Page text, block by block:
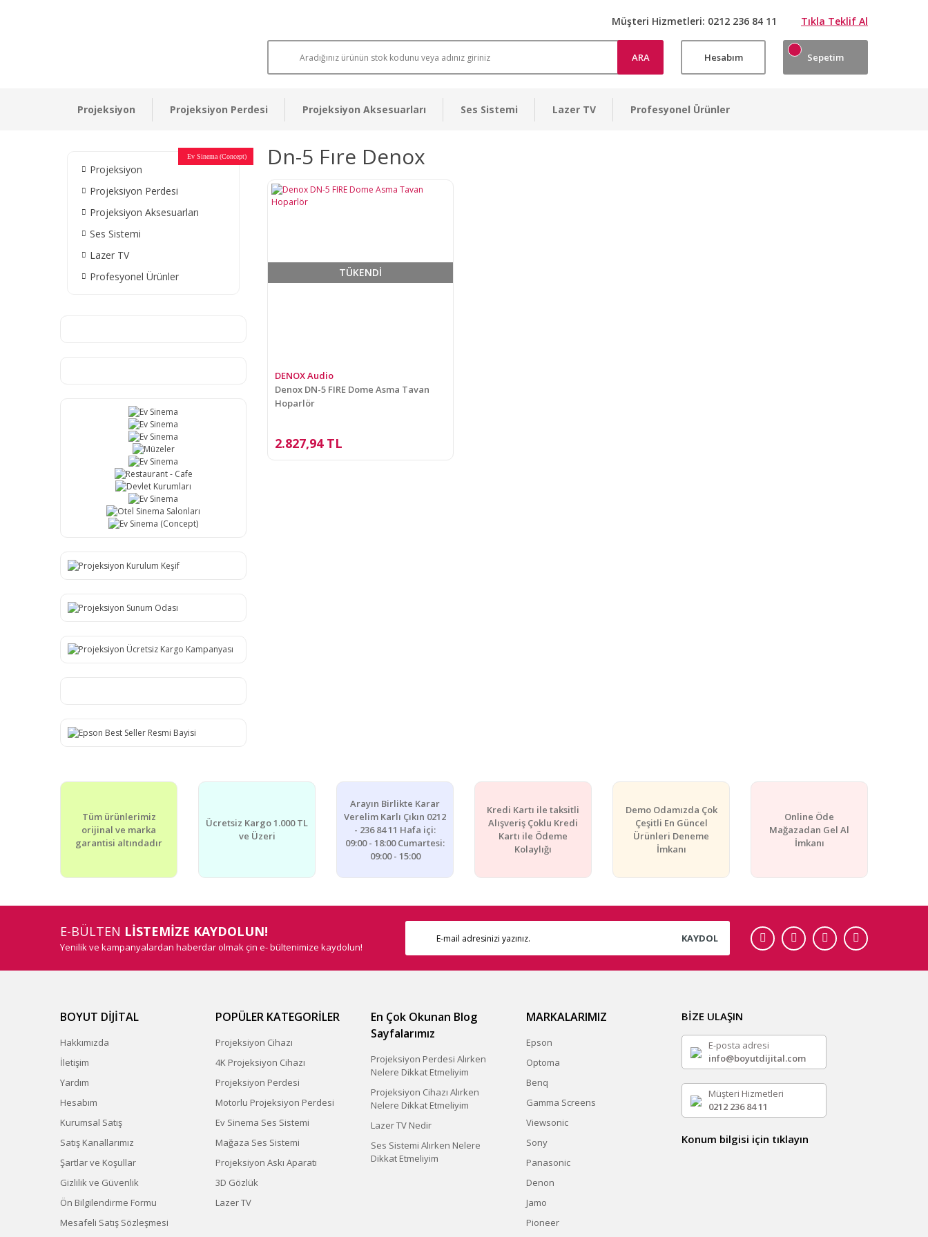
Müşteri Hizmetleri: 0212 236 84 11 Tıkla Teklif Al
ARA Hesabım Sepetim
Projeksiyon Projeksiyon Perdesi Projeksiyon Aksesuarları Ses Sistemi Lazer TV Profesyonel Ürünler
Projeksiyon
Projeksiyon Perdesi
Projeksiyon Aksesuarları
Ses Sistemi
Lazer TV
Profesyonel Ürünler
Ev Sinema
Ev Sinema
Ev Sinema
Müzeler
Ev Sinema
Restaurant - Cafe
Devlet Kurumları
Ev Sinema
Otel Sinema Salonları
Ev Sinema (Concept) Dn-5 Fıre Denox
TÜKENDİ
DENOX Audio
Denox DN-5 FIRE Dome Asma Tavan
Hoparlör
2.827,94 TL
Tüm ürünlerimiz
orijinal ve marka
garantisi altındadır
Ücretsiz Kargo 1.000 TL
ve Üzeri
Arayın Birlikte Karar
Verelim Karlı Çıkın 0212
- 236 84 11 Hafa içi:
09:00 - 18:00 Cumartesi:
09:00 - 15:00
Kredi Kartı ile taksitli
Alışveriş Çoklu Kredi
Kartı ile Ödeme
Kolaylığı
Demo Odamızda Çok
Çeşitli En Güncel
Ürünleri Deneme
İmkanı
Online Öde
Mağazadan Gel Al
İmkanı
E-BÜLTEN LİSTEMİZE KAYDOLUN!
Yenilik ve kampanyalardan haberdar olmak çin e- bültenimize kaydolun!
KAYDOL
BOYUT DİJİTAL
Hakkımızda
İletişim
Yardım
Hesabım
Kurumsal Satış
Satış Kanallarımız
Şartlar ve Koşullar
Gizlilik ve Güvenlik
Ön Bilgilendirme Formu
Mesafeli Satış Sözleşmesi
POPÜLER KATEGORİLER
Projeksiyon Cihazı
4K Projeksiyon Cihazı
Projeksiyon Perdesi
Motorlu Projeksiyon Perdesi
Ev Sinema Ses Sistemi
Mağaza Ses Sistemi
Projeksiyon Askı Aparatı
3D Gözlük
Lazer TV
En Çok Okunan Blog
Sayfalarımız
Projeksiyon Perdesi Alırken
Nelere Dikkat Etmeliyim
Projeksiyon Cihazı Alırken
Nelere Dikkat Etmeliyim
Lazer TV Nedir
Ses Sistemi Alırken Nelere
Dikkat Etmeliyim
MARKALARIMIZ
Epson
Optoma
Benq
Gamma Screens
Viewsonic
Sony
Panasonic
Denon
Jamo
Pioneer
BİZE ULAŞIN
E-posta adresi
info@boyutdijital.com
Müşteri Hizmetleri
0212 236 84 11
Konum bilgisi için tıklayın